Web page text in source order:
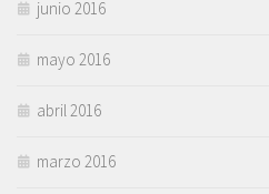
junio 2016
mayo 2016
abril 2016
marzo 2016